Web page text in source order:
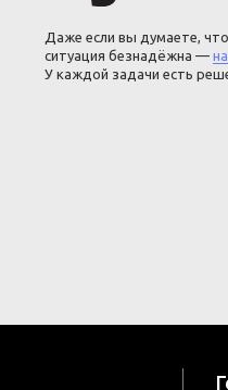
Даже если вы думаете,
ситуация безнадёжна —
У каждой задачи есть